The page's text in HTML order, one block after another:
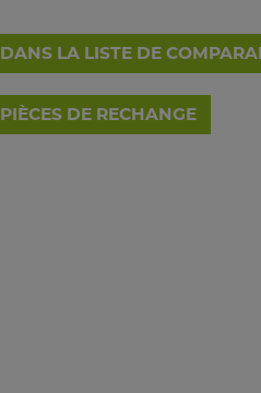
DANS LA LISTE DE